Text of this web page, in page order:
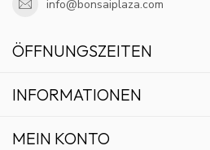
info@bonsaiplaza.com
ÖFFNUNGSZEITEN
INFORMATIONEN
MEIN KONTO